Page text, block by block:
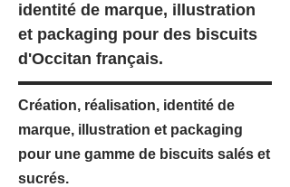
identité de marque, illustration
et packaging pour des biscuits
d'Occitan français.
Création, réalisation, identité de
marque, illustration et packaging
pour une gamme de biscuits salés et
sucrés.